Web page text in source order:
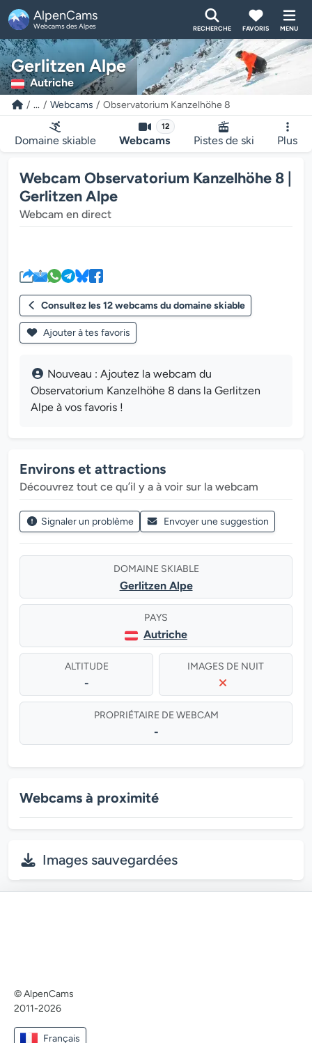
AlpenCams
Webcams des Alpes RECHERCHE FAVORIS MENU
Gerlitzen Alpe
Autriche
... Webcams Observatorium Kanzelhöhe 8
Domaine skiable
12
Webcams Pistes de ski Plus
Webcam Observatorium Kanzelhöhe 8 |
Gerlitzen Alpe
Webcam en direct
Consultez les 12 webcams du domaine skiable
Ajouter à tes favoris
Nouveau : Ajoutez la webcam du
Observatorium Kanzelhöhe 8 dans la Gerlitzen
Alpe à vos favoris !
Environs et attractions
Découvrez tout ce qu’il y a à voir sur la webcam
Signaler un problème Envoyer une suggestion
DOMAINE SKIABLE
Gerlitzen Alpe
PAYS
Autriche
ALTITUDE
-
IMAGES DE NUIT
PROPRIÉTAIRE DE WEBCAM
-
Webcams à proximité
Images sauvegardées
© AlpenCams
2011-2026
Français